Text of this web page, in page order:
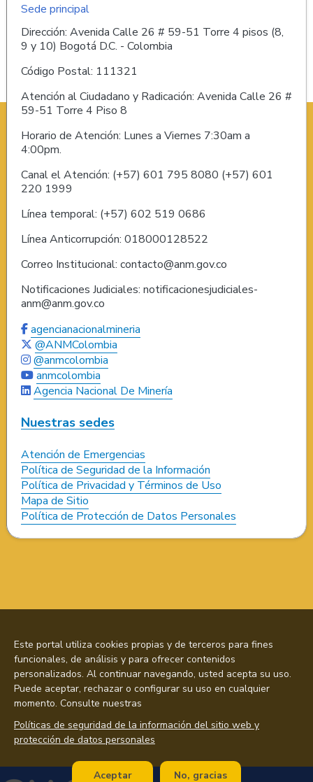
Sede principal
Dirección: Avenida Calle 26 # 59-51 Torre 4 pisos (8,
9 y 10) Bogotá D.C. - Colombia
Código Postal: 111321
Atención al Ciudadano y Radicación: Avenida Calle 26 #
59-51 Torre 4 Piso 8
Horario de Atención: Lunes a Viernes 7:30am a
4:00pm.
Canal el Atención: (+57) 601 795 8080 (+57) 601
220 1999
Línea temporal: (+57) 602 519 0686
Línea Anticorrupción: 018000128522
Correo Institucional: contacto@anm.gov.co
Notificaciones Judiciales: notificacionesjudiciales-
anm@anm.gov.co
agencianacionalmineria
@ANMColombia
@anmcolombia
anmcolombia
Agencia Nacional De Minería
Nuestras sedes
Atención de Emergencias
Política de Seguridad de la Información
Política de Privacidad y Términos de Uso
Mapa de Sitio
Política de Protección de Datos Personales
Este portal utiliza cookies propias y de terceros para fines
funcionales, de análisis y para ofrecer contenidos
personalizados. Al continuar navegando, usted acepta su uso.
Puede aceptar, rechazar o configurar su uso en cualquier
momento. Consulte nuestras
Políticas de seguridad de la información del sitio web y
protección de datos personales
Aceptar No, gracias